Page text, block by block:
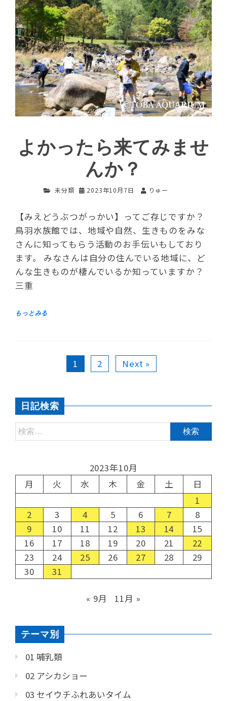
よかったら来てみませ
んか？
未分類 2023年10月7日 りゅー
【みえどうぶつがっかい】ってご存じですか？
鳥羽水族館では、地域や自然、生きものをみな
さんに知ってもらう活動のお手伝いもしており
ます。 みなさんは自分の住んでいる地域に、ど
んな生きものが棲んでいるか知っていますか？
三重
1 2 Next »
日記検索
2023年10月
月
火 水 木 金 土
日
1
2
3 4 5 6 7
8
9
10 11 12 13 14
15
16
17 18 19 20 21
22
23
24 25 26 27 28
29
30
31
« 9月 11月 »
テーマ別
01 哺乳類
02 アシカショー
03 セイウチふれあいタイム